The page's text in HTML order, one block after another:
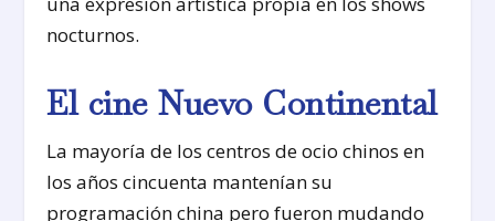
nocturnos.
El cine Nuevo Continental
La mayoría de los centros de ocio chinos en
los años cincuenta mantenían su
programación china pero fueron mudando